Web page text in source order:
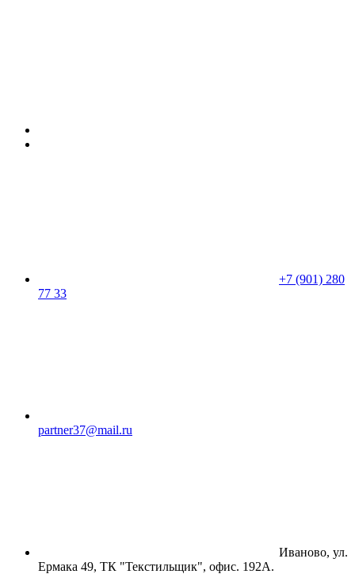
+7 (901) 280
77 33
partner37@mail.ru
Иваново, ул.
Ермака 49, ТК "Текстильщик", офис. 192А.